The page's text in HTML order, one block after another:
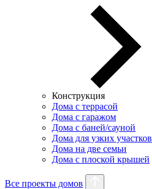
Конструкция
Дома с террасой
Дома с гаражом
Дома с баней/сауной
Дома для узких участков
Дома на две семьи
Дома с плоской крышей
Все проекты домов